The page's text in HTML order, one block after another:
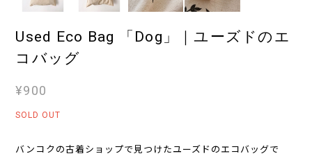
Used Eco Bag 「Dog」｜ユーズドのエ
コバッグ
¥900
SOLD OUT
バンコクの古着ショップで見つけたユーズドのエコバッグで